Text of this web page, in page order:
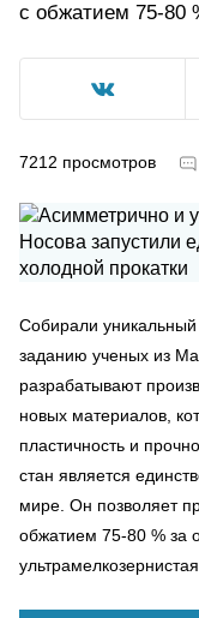
с обжатием 75-80
7212 просмотров
Собирали
заданию ученых из
разрабатывают
новых материалов,
пластичность и
стан является
мире. Он позволяет
обжатием 75-80 % за